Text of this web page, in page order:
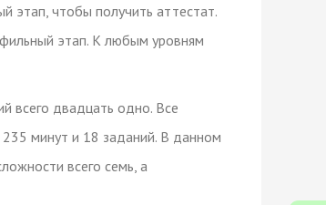
этап, чтобы получить аттестат.
этап. К любым уровням
всего двадцать одно. Все
минут и 18 заданий. В данном
всего семь, а